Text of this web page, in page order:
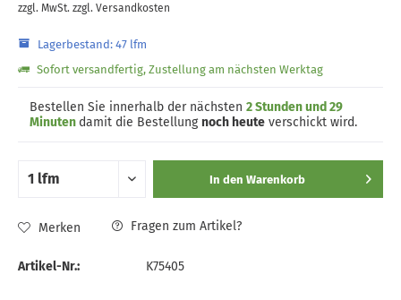
zzgl. MwSt. zzgl. Versandkosten
Lagerbestand: 47 lfm
Sofort versandfertig, Zustellung am nächsten Werktag
Bestellen Sie innerhalb der nächsten 2 Stunden und 29
Minuten damit die Bestellungnoch heute verschickt wird.
In den Warenkorb
Merken Fragen zum Artikel?
Artikel-Nr.: K75405